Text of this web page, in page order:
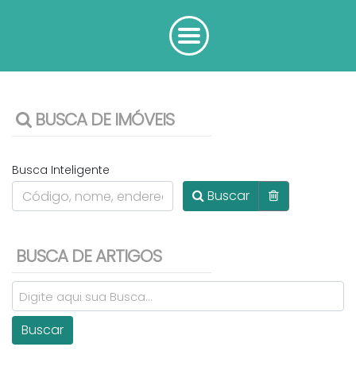
BUSCA DE IMÓVEIS
Busca Inteligente
Buscar
BUSCA DE ARTIGOS